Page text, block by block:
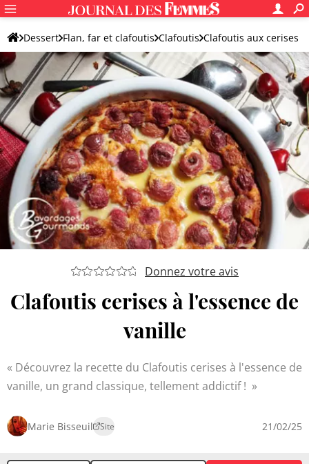
Dessert Flan, far et clafoutis Clafoutis Clafoutis aux cerises
Donnez votre avis
Clafoutis cerises à l'essence de
vanille
Découvrez la recette du Clafoutis cerises à l'essence de
vanille, un grand classique, tellement addictif !
Marie Bisseuil Site 21/02/25